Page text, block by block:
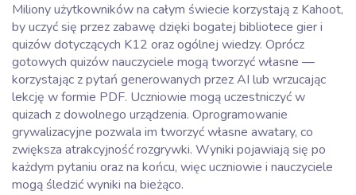
Miliony użytkowników na całym świecie korzystają z Kahoot,
by uczyć się przez zabawę dzięki bogatej bibliotece gier i
quizów dotyczących K12 oraz ogólnej wiedzy. Oprócz
gotowych quizów nauczyciele mogą tworzyć własne —
korzystając z pytań generowanych przez AI lub wrzucając
lekcję w formie PDF. Uczniowie mogą uczestniczyć w
quizach z dowolnego urządzenia. Oprogramowanie
grywalizacyjne pozwala im tworzyć własne awatary, co
zwiększa atrakcyjność rozgrywki. Wyniki pojawiają się po
każdym pytaniu oraz na końcu, więc uczniowie i nauczyciele
mogą śledzić wyniki na bieżąco.